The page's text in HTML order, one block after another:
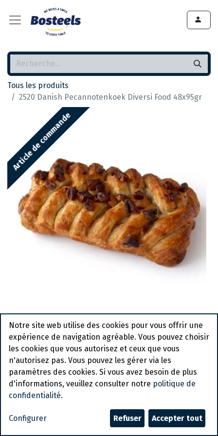
Tous les produits
2520 Danish Pecannotenkoek Diversi Food 48x95gr
Article de commande
2520 Danish Pecannotenkoek
Diversi Food 48x95gr
Article de commande
Demander un compte
Conditions générales
Garantie satisfait ou remboursé de 30 jours
Expédition : 2-3 jours ouvrables
Notre site web utilise des cookies pour vous offrir une
expérience de navigation agréable. Vous pouvez choisir
les cookies que vous autorisez et ceux que vous
n'autorisez pas. Vous pouvez les gérer via les
paramètres des cookies. Si vous avez besoin de plus
d'informations, veuillez consulter notre politique de
confidentialité.
Configurer Refuser Accepter tout